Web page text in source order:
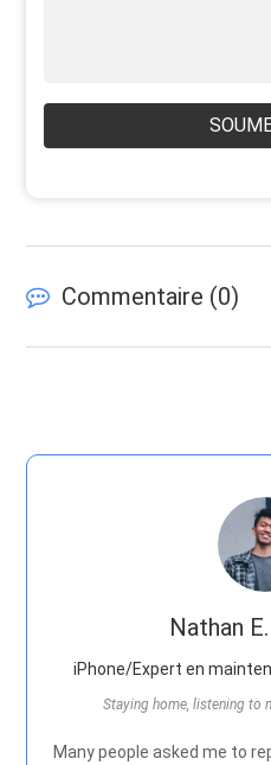
Commentaire (0)
Nathan
iPhone/Expert en
Staying home, listening to
Many people asked me to